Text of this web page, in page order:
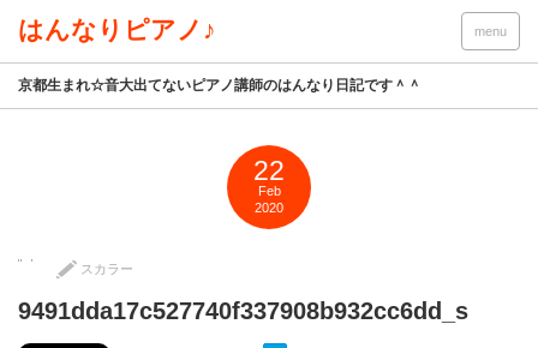
はんなりピアノ♪ menu
京都生まれ☆音大出てないピアノ講師のはんなり日記です＾＾
22
Feb
2020
スカラー
9491dda17c527740f337908b932cc6dd_s